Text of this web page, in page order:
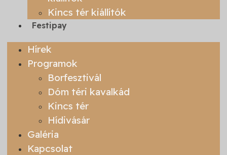
Kincs tér kiállítók
Festipay
Hírek
Programok
Borfesztivál
Dóm téri kavalkád
Kincs tér
Hídivásár
Galéria
Kapcsolat